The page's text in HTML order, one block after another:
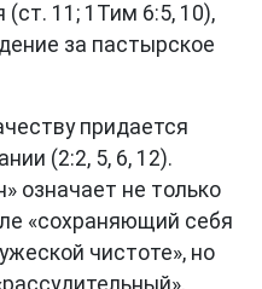
(ст. 11 ; 1Тим 6:5, 10),
за пастырское
придается
(2:2, 5, 6, 12).
означает не только
«сохраняющий себя
чистоте», но